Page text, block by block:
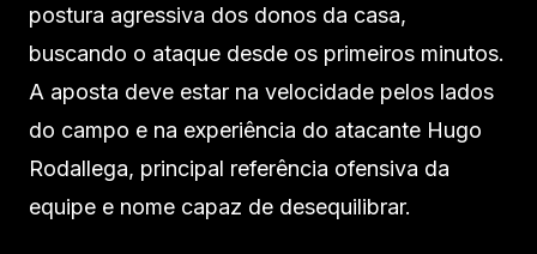
postura agressiva dos donos da casa,
buscando o ataque desde os primeiros minutos.
A aposta deve estar na velocidade pelos lados
do campo e na experiência do atacante Hugo
Rodallega, principal referência ofensiva da
equipe e nome capaz de desequilibrar.